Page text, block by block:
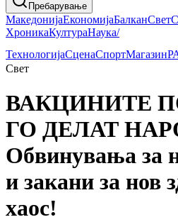
Пребарување
МакедонијаЕкономијаБалканСвет
ХроникаКултураНаука/
ТехнологијаСценаСпортМагазин
Свет
ВАКЦИНИТЕ
ГО ДЕЛАТ
Oбвинувања за
и закани за нов
хаос!